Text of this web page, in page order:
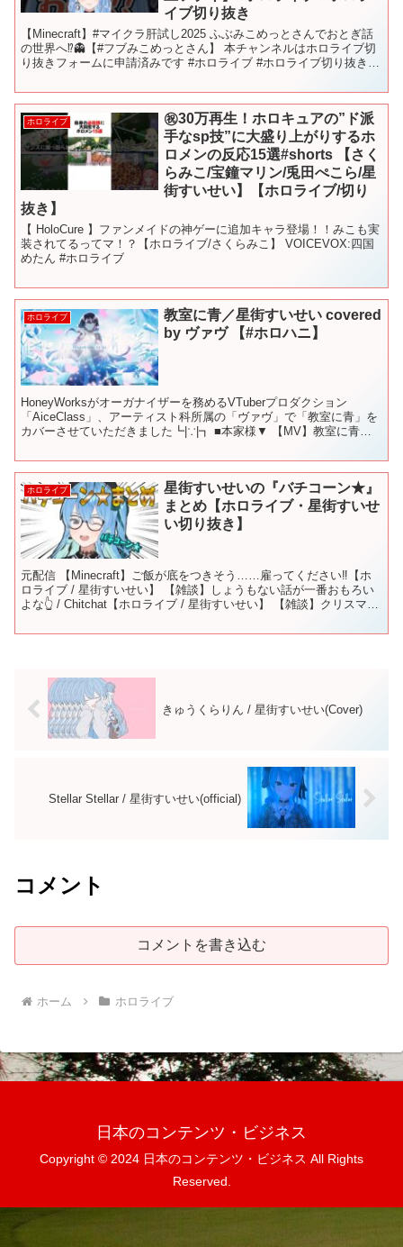
イブ切り抜き
【Minecraft】#マイクラ肝試し2025 ふぶみこめっとさんでおとぎ話
の世界へ⁉👻【#フブみこめっとさん】 本チャンネルはホロライブ切
り抜きフォームに申請済みです #ホロライブ #ホロライブ切り抜き
ホロライブ
㊗️30万再生！ホロキュアの”ド派
手なsp技”に大盛り上がりするホ
ロメンの反応15選#shorts 【さく
らみこ/宝鐘マリン/兎田ぺこら/星
街すいせい】【ホロライブ/切り
抜き】
【 HoloCure 】ファンメイドの神ゲーに追加キャラ登場！！みこも実
装されてるってマ！？【ホロライブ/さくらみこ】 VOICEVOX:四国
めたん #ホロライブ
ホロライブ
教室に青／星街すいせい covered
by ヴァヴ 【#ホロハニ】
HoneyWorksがオーガナイザーを務めるVTuberプロダクション
「AiceClass」、アーティスト科所属の「ヴァヴ」で「教室に青」を
カバーさせていただきました┗|∵|┓ ■本家様▼ 【MV】教室に青／
ホロライブ
星街すいせいの『バチコーン★』
まとめ【ホロライブ・星街すいせ
い切り抜き】
元配信 【Minecraft】ご飯が底をつきそう……雇ってください‼【ホ
ロライブ / 星街すいせい】 【雑談】しょうもない話が一番おもろい
よな👆 / Chitchat【ホロライブ / 星街すいせい】 【雑談】クリスマス
きゅうくらりん / 星街すいせい(Cover)
Stellar Stellar / 星街すいせい(official)
コメント
コメントを書き込む
ホーム ホロライブ
日本のコンテンツ・ビジネス
Copyright © 2024 日本のコンテンツ・ビジネス All Rights
Reserved.